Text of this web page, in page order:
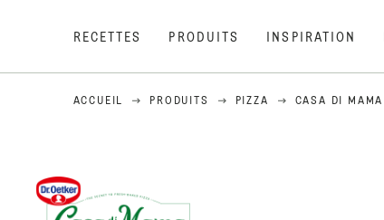
RECETTES PRODUITS INSPIRATION
ACCUEIL PRODUITS PIZZA CASA DI MAMA